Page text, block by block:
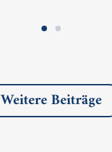
Weitere Beiträge